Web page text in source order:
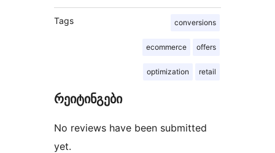
Tags conversions
ecommerce offers
optimization retail
რეიტინგები
No reviews have been submitted
yet.